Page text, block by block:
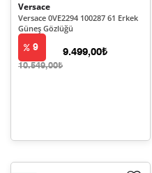
Versace
Versace 0VE2294 100287 61 Erkek
Güneş Gözlüğü
9
10.549,00₺
9.499,00₺